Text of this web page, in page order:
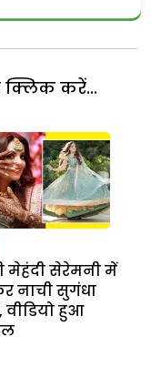
क्लिक करें...
मेहंदी सेरेमनी में
नाची सुगंधा
वीडियो हुआ